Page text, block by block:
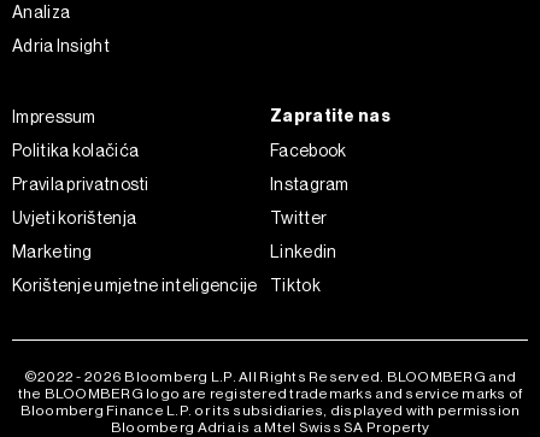
Analiza
Adria Insight
Impressum
Politika kolačića
Pravila privatnosti
Uvjeti korištenja
Marketing
Korištenje umjetne inteligencije
Zapratite nas
Facebook
Instagram
Twitter
Linkedin
Tiktok
©2022 - 2026 Bloomberg L.P. All Rights Reserved. BLOOMBERG and
the BLOOMBERG logo are registered trademarks and service marks of
Bloomberg Finance L.P. or its subsidiaries, displayed with permission
Bloomberg Adria is a Mtel Swiss SA Property